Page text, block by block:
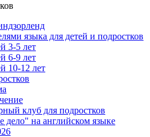
языка для детей и подростков
3-5 лет
6-9 лет
10-12 лет
клуб для подростков
дело" на английском языке